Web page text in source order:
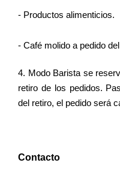
- Productos alimenticios.
- Café molido a pedido
4. Modo Barista se
retiro de los pedidos.
del retiro, el pedido será
Contacto